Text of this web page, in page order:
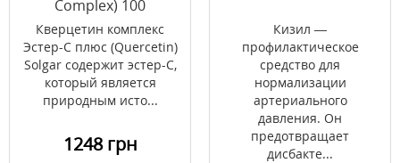
Complex) 100
растительных капсул
Кверцетин комплекс
Эстер-C плюс (Quercetin)
Solgar содержит эстер-C,
который является
природным исто...
1248 грн
Кизил —
профилактическое
средство для
нормализации
артериального
давления. Он
предотвращает
дисбакте...